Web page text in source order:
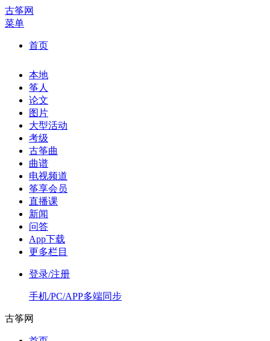
古筝网
菜单
首页
本地
筝人
论文
图片
大型活动
考级
古筝曲
曲谱
电视频道
筝享会员
直播课
新闻
问答
App下载
更多栏目
登录/注册
手机/PC/APP多端同步
古筝网